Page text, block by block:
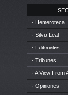
· Hemeroteca
· Silvia Leal
· Editoriales
· Tribunes
· A View From
· Opiniones